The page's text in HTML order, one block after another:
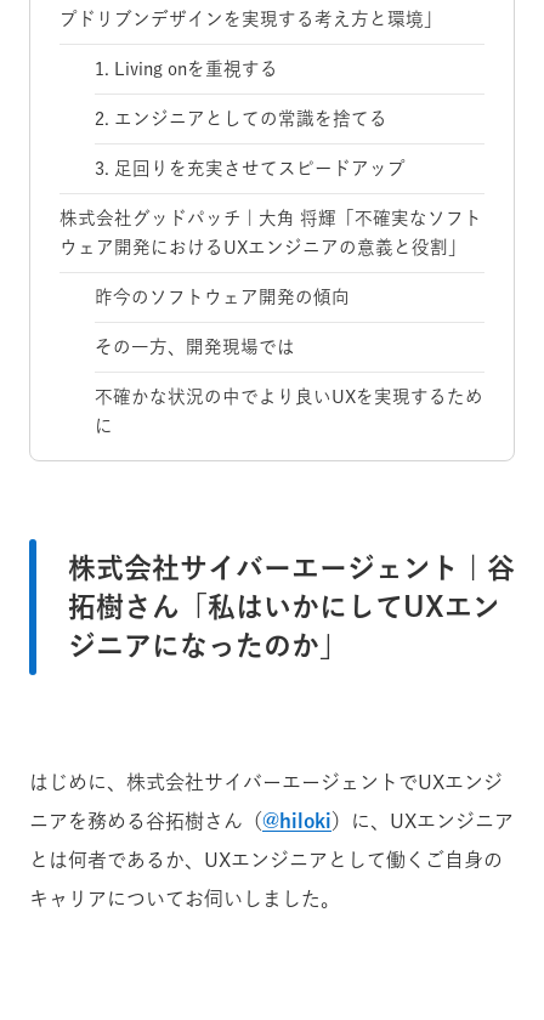
プドリブンデザインを実現する考え方と環境」
1. Living onを重視する
2. エンジニアとしての常識を捨てる
3. 足回りを充実させてスピードアップ
株式会社グッドパッチ | 大角 将輝「不確実なソフト
ウェア開発におけるUXエンジニアの意義と役割」
昨今のソフトウェア開発の傾向
その一方、開発現場では
不確かな状況の中でより良いUXを実現するため
に
株式会社サイバーエージェント | 谷
拓樹さん「私はいかにしてUXエン
ジニアになったのか」
はじめに、株式会社サイバーエージェントでUXエンジ
ニアを務める谷拓樹さん（@hiloki）に、UXエンジニア
とは何者であるか、UXエンジニアとして働くご自身の
キャリアについてお伺いしました。